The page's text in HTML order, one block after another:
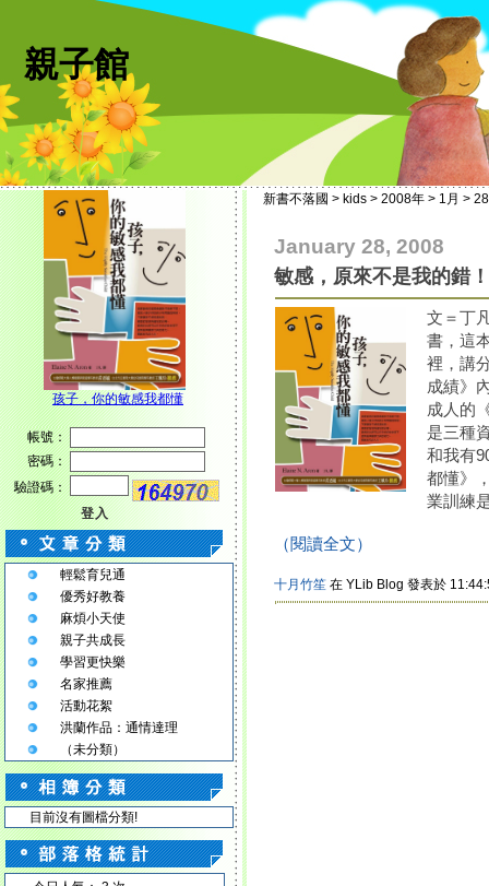
親子館
孩子，你的敏感我都懂
帳號：
密碼：
驗證碼：
登入
輕鬆育兒通
優秀好教養
麻煩小天使
親子共成長
學習更快樂
名家推薦
活動花絮
洪蘭作品：通情達理
（未分類）
目前沒有圖檔分類!
新書不落國 > kids >2008年 > 1月 >
January 28, 2008
敏感，原來不是我的錯
文＝丁
書，這
裡，講
成績》
成人的
是三種
和我有
都懂》
業訓練
（閱讀全文）
十月竹笙 在 YLib Blog 發表於